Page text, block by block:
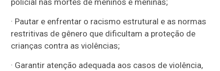
policial nas mortes de meninos e meninas;
· Pautar e enfrentar o racismo estrutural e as normas
restritivas de gênero que dificultam a proteção de
crianças contra as violências;
· Garantir atenção adequada aos casos de violência,